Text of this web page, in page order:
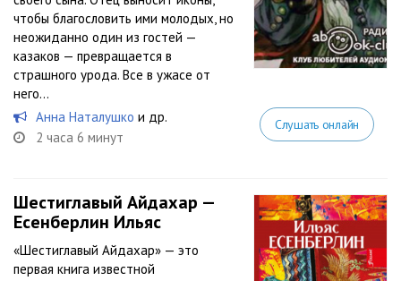
чтобы благословить ими молодых, но
неожиданно один из гостей —
казаков — превращается в
страшного урода. Все в ужасе от
него...
Анна Наталушко и др.
2 часа 6 минут
Слушать онлайн
Шестиглавый Айдахар —
Есенберлин Ильяс
«Шестиглавый Айдахар» — это
первая книга известной